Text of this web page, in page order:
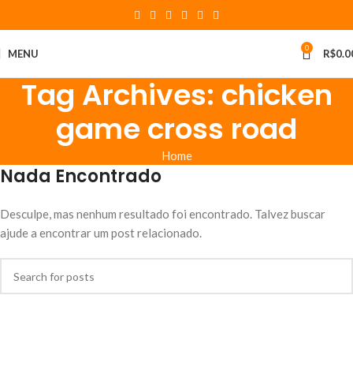
MENU 0 R$
Tag Archives: chicken
game cross road
Home
Nada Encontrado
Desculpe, mas nenhum resultado foi encontrado. Talvez buscar
ajude a encontrar um post relacionado.